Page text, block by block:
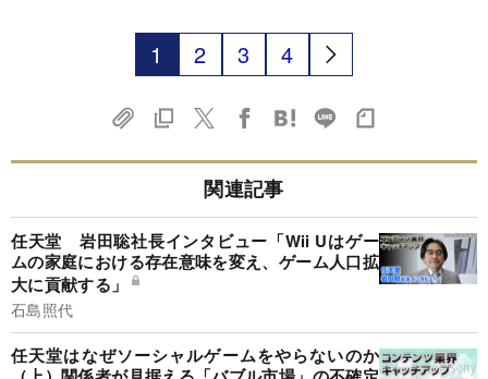
1 2 3 4
関連記事
任天堂 岩田聡社長インタビュー「Wii Uはゲー
ムの家庭における存在意味を変え、ゲーム人口拡
大に貢献する」
石島照代
任天堂はなぜソーシャルゲームをやらないのか